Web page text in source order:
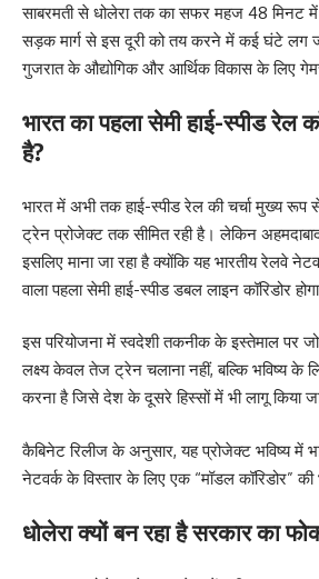
साबरमती से धोलेरा तक का सफर महज 48 मिनट में
सड़क मार्ग से इस दूरी को तय करने में कई घंटे लग
गुजरात के औद्योगिक और आर्थिक विकास के लिए
भारत का पहला सेमी हाई-स्पीड रेल
है?
भारत में अभी तक हाई-स्पीड रेल की चर्चा मुख्य रूप
ट्रेन प्रोजेक्ट तक सीमित रही है। लेकिन
इसलिए माना जा रहा है क्योंकि यह भारतीय रेलवे
वाला पहला सेमी हाई-स्पीड डबल लाइन कॉरिडोर
इस परियोजना में स्वदेशी तकनीक के इस्तेमाल पर
लक्ष्य केवल तेज ट्रेन चलाना नहीं, बल्कि भविष्य के
करना है जिसे देश के दूसरे हिस्सों में भी लागू किया
कैबिनेट रिलीज के अनुसार, यह प्रोजेक्ट भविष्य में
नेटवर्क के विस्तार के लिए एक “मॉडल कॉरिडोर” की
धोलेरा क्यों बन रहा है सरकार का